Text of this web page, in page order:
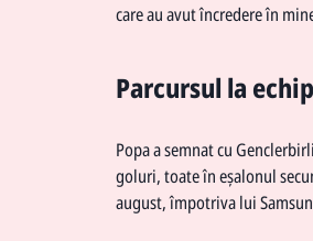
care au avut încredere în
Parcursul la
Popa a semnat cu
goluri, toate în eșalonul
august, împotriva lui